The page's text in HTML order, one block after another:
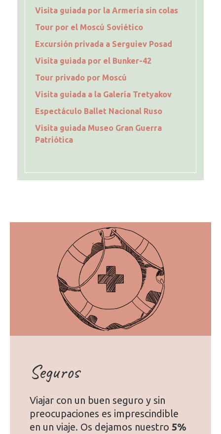
Visita guiada por la Armería sin colas
Tour por el Moscú Soviético
Excursión privada a Serguiev Posad
Visita guiada por el Bunker-42
Tour privado por Moscú
Visita guiada a la Galería Tretyakov
Espectáculo Ballet Nacional Ruso
Visita guiada Museo Gran Guerra
Patriótica
Seguros
Viajar con un buen seguro y sin
preocupaciones es imprescindible
en un viaje. Os dejamos nuestro 5%